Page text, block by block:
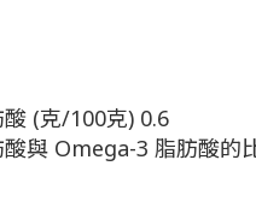
(克/100克) 0.6
與 Omega-3 脂肪酸的